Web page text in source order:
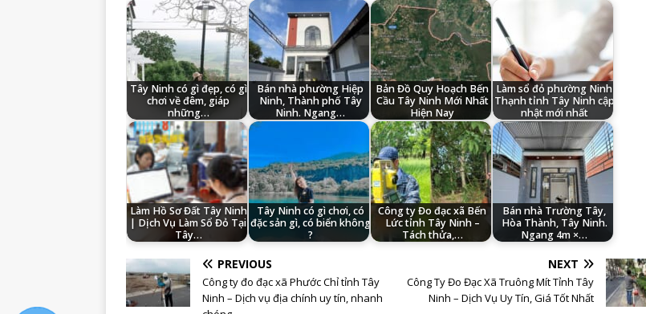
Tây Ninh có gì đẹp, có gì
chơi về đêm, giáp
những…
Bán nhà phường Hiệp
Ninh, Thành phố Tây
Ninh. Ngang…
Bản Đồ Quy Hoạch Bến
Cầu Tây Ninh Mới Nhất
Hiện Nay
Làm sổ đỏ phường Ninh
Thạnh tỉnh Tây Ninh cập
nhật mới nhất
Làm Hồ Sơ Đất Tây Ninh
| Dịch Vụ Làm Sổ Đỏ Tại
Tây…
Tây Ninh có gì chơi, có
đặc sản gì, có biển không
?
Công ty Đo đạc xã Bến
Lức tỉnh Tây Ninh –
Tách thửa,…
Bán nhà Trường Tây,
Hòa Thành, Tây Ninh.
Ngang 4m ×…
PREVIOUS
Công ty đo đạc xã Phước Chỉ tỉnh Tây
Ninh – Dịch vụ địa chính uy tín, nhanh
NEXT
Công Ty Đo Đạc Xã Truông Mít Tỉnh Tây
Ninh – Dịch Vụ Uy Tín, Giá Tốt Nhất